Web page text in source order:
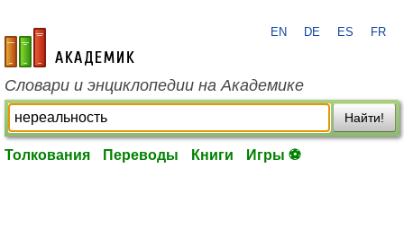
academic.ru
EN DE ES FR
Словари и энциклопедии на Академике
Найти!
Толкования Переводы Книги Игры ⚽